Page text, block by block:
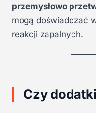
przemysłowo
mogą doświadczać
reakcji zapalnych.
Czy